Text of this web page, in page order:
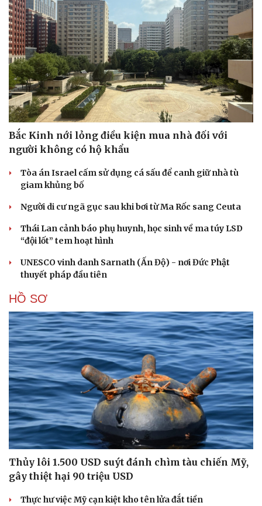
Cải chính
Bắc Kinh nới lỏng điều kiện mua nhà đối với
người không có hộ khẩu
Tòa án Israel cấm sử dụng cá sấu để canh giữ nhà tù
giam khủng bố
Người di cư ngã gục sau khi bơi từ Ma Rốc sang Ceuta
Thái Lan cảnh báo phụ huynh, học sinh về ma túy LSD
“đội lốt” tem hoạt hình
UNESCO vinh danh Sarnath (Ấn Độ) - nơi Đức Phật
thuyết pháp đầu tiên
HỒ SƠ
Thủy lôi 1.500 USD suýt đánh chìm tàu chiến Mỹ,
gây thiệt hại 90 triệu USD
Thực hư việc Mỹ cạn kiệt kho tên lửa đắt tiền